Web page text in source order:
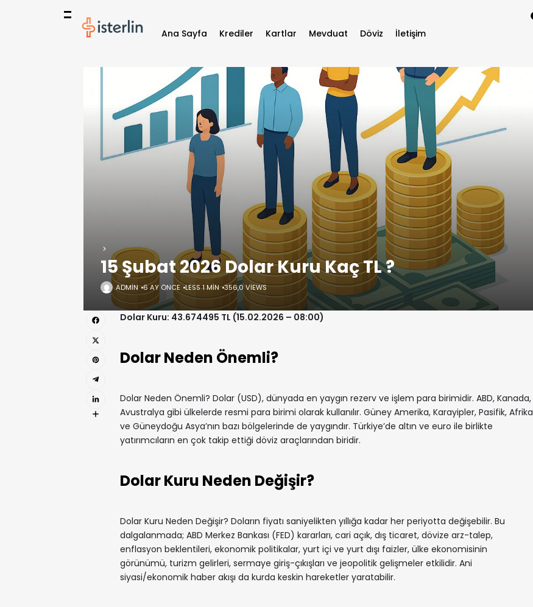
Ana Sayfa Krediler Kartlar Mevduat Döviz İletişim
15 Şubat 2026 Dolar Kuru Kaç TL ?
ADMIN 6 AY ÖNCE LESS 1 MIN 356,0 VIEWS
Dolar Kuru: 43.674495 TL (15.02.2026 – 08:00)
Dolar Neden Önemli?
Dolar Neden Önemli? Dolar (USD), dünyada en yaygın rezerv ve işlem para birimidir. ABD, Kanada,
Avustralya gibi ülkelerde resmi para birimi olarak kullanılır. Güney Amerika, Karayipler, Pasifik, Afrika
ve Güneydoğu Asya’nın bazı bölgelerinde de yaygındır. Türkiye’de altın ve euro ile birlikte
yatırımcıların en çok takip ettiği döviz araçlarından biridir.
Dolar Kuru Neden Değişir?
Dolar Kuru Neden Değişir? Doların fiyatı saniyelikten yıllığa kadar her periyotta değişebilir. Bu
dalgalanmada; ABD Merkez Bankası (FED) kararları, cari açık, dış ticaret, dövize arz-talep,
enflasyon beklentileri, ekonomik politikalar, yurt içi ve yurt dışı faizler, ülke ekonomisinin
görünümü, turizm gelirleri, sermaye giriş-çıkışları ve jeopolitik gelişmeler etkilidir. Ani
siyasi/ekonomik haber akışı da kurda keskin hareketler yaratabilir.